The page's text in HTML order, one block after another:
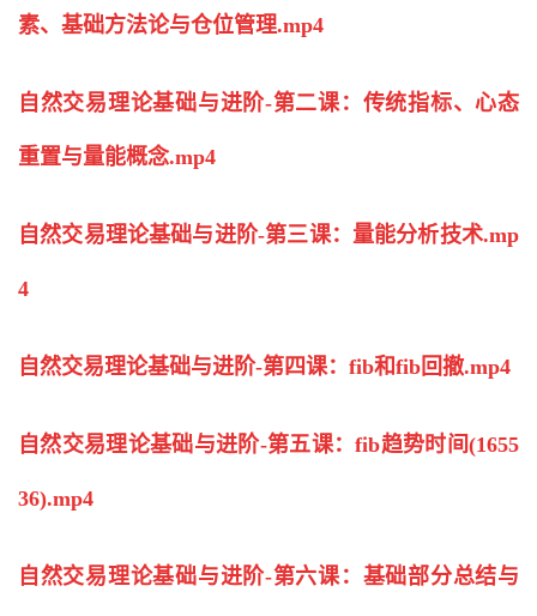
素、基础方法论与仓位管理.mp4
自然交易理论基础与进阶-第二课：传统指标、心态
重置与量能概念.mp4
自然交易理论基础与进阶-第三课：量能分析技术.mp
4
自然交易理论基础与进阶-第四课：fib和fib回撤.mp4
自然交易理论基础与进阶-第五课：fib趋势时间(1655
36).mp4
自然交易理论基础与进阶-第六课：基础部分总结与